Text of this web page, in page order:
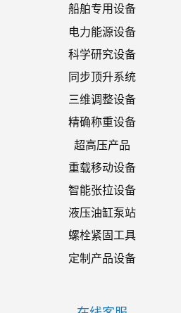
船舶专用设备
电力能源设备
科学研究设备
同步顶升系统
三维调整设备
精确称重设备
超高压产品
重载移动设备
智能张拉设备
液压油缸泵站
螺栓紧固工具
定制产品设备